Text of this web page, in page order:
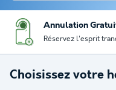
Annulation
Réservez l'esprit
Choisissez votre